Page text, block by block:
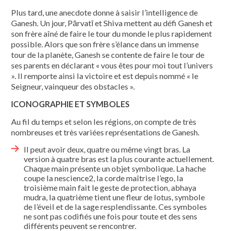
Plus tard, une anecdote donne à saisir l’intelligence de
Ganesh. Un jour, Pārvatī et Shiva mettent au défi Ganesh et
son frère aîné de faire le tour du monde le plus rapidement
possible. Alors que son frère s’élance dans un immense
tour de la planète, Ganesh se contente de faire le tour de
ses parents en déclarant « vous êtes pour moi tout l’univers
». Il remporte ainsi la victoire et est depuis nommé « le
Seigneur, vainqueur des obstacles ».
ICONOGRAPHIE ET SYMBOLES
Au fil du temps et selon les régions, on compte de très
nombreuses et très variées représentations de Ganesh.
Il peut avoir deux, quatre ou même vingt bras. La
version à quatre bras est la plus courante actuellement.
Chaque main présente un objet symbolique. La hache
coupe la nescience2, la corde maîtrise l’ego, la
troisième main fait le geste de protection, abhaya
mudra, la quatrième tient une fleur de lotus, symbole
de l’éveil et de la sage resplendissante. Ces symboles
ne sont pas codifiés une fois pour toute et des sens
différents peuvent se rencontrer.